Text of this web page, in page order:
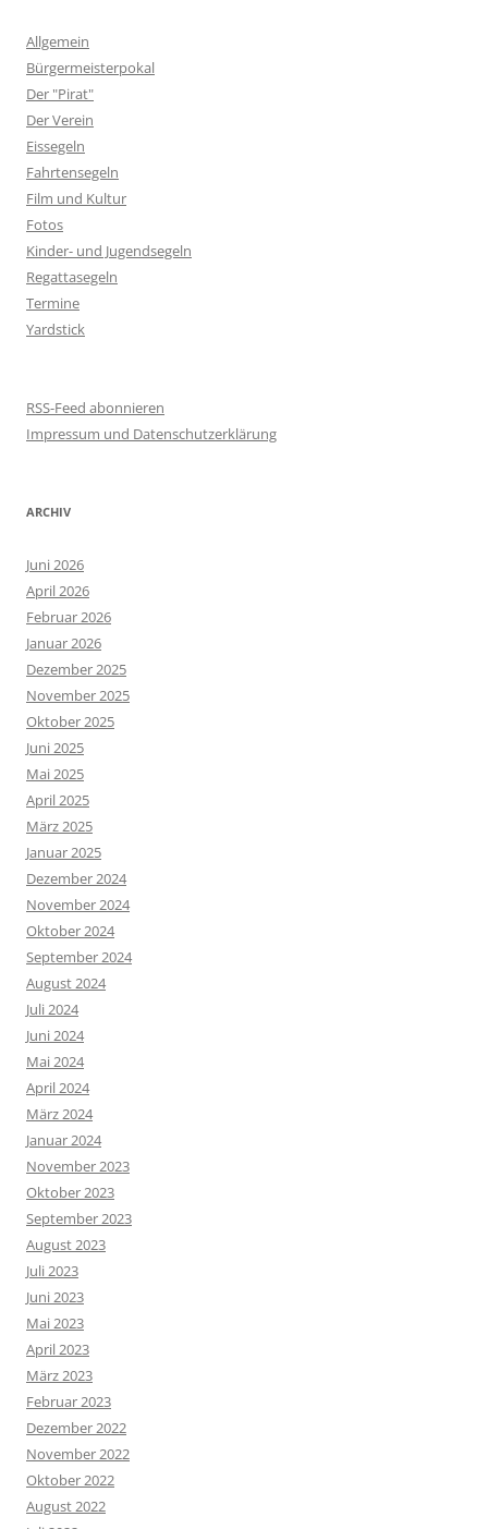
Allgemein
Bürgermeisterpokal
Der "Pirat"
Der Verein
Eissegeln
Fahrtensegeln
Film und Kultur
Fotos
Kinder- und Jugendsegeln
Regattasegeln
Termine
Yardstick
RSS-Feed abonnieren
Impressum und Datenschutzerklärung
ARCHIV
Juni 2026
April 2026
Februar 2026
Januar 2026
Dezember 2025
November 2025
Oktober 2025
Juni 2025
Mai 2025
April 2025
März 2025
Januar 2025
Dezember 2024
November 2024
Oktober 2024
September 2024
August 2024
Juli 2024
Juni 2024
Mai 2024
April 2024
März 2024
Januar 2024
November 2023
Oktober 2023
September 2023
August 2023
Juli 2023
Juni 2023
Mai 2023
April 2023
März 2023
Februar 2023
Dezember 2022
November 2022
Oktober 2022
August 2022